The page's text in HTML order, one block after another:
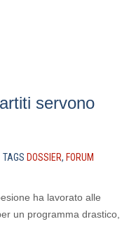
servono
TAGS DOSSIER, FORUM
ha lavorato alle
un programma drastico,